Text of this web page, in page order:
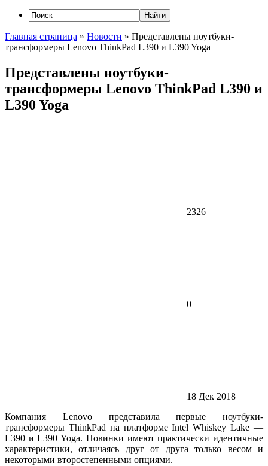
Главная страница » Новости » Представлены ноутбуки-
трансформеры Lenovo ThinkPad L390 и L390 Yoga
Представлены ноутбуки-
трансформеры Lenovo ThinkPad L390 и
L390 Yoga
2326
0
18 Дек 2018
Компания Lenovo представила первые ноутбуки-
трансформеры ThinkPad на платформе Intel Whiskey Lake —
L390 и L390 Yoga. Новинки имеют практически идентичные
характеристики, отличаясь друг от друга только весом и
некоторыми второстепенными опциями.